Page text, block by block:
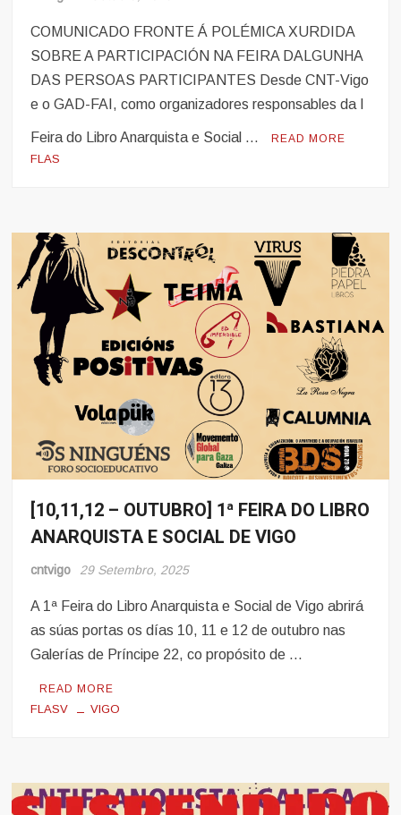
COMUNICADO FRONTE Á POLÉMICA XURDIDA
SOBRE A PARTICIPACIÓN NA FEIRA DALGUNHA
DAS PERSOAS PARTICIPANTES Desde CNT-Vigo
e o GAD-FAI, como organizadores responsables da I
Feira do Libro Anarquista e Social … READ MORE
FLAS
Eventos
[10,11,12 – OUTUBRO] 1ª FEIRA DO LIBRO
ANARQUISTA E SOCIAL DE VIGO
cntvigo 29 Setembro, 2025
A 1ª Feira do Libro Anarquista e Social de Vigo abrirá
as súas portas os días 10, 11 e 12 de outubro nas
Galerías de Príncipe 22, co propósito de …
READ MORE
FLASV VIGO